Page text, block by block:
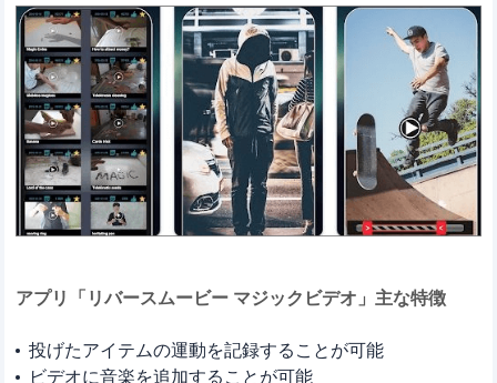
アプリ「リバースムービー マジックビデオ」主な特徴
投げたアイテムの運動を記録することが可能
ビデオに音楽を追加することが可能